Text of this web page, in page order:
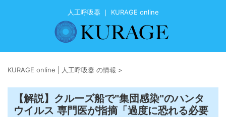
人工呼吸器 ｜ KURAGE online
KURAGE online | 人工呼吸器 の情報 >
【解説】クルーズ船で"集団感染"のハンタ
ウイルス 専門医が指摘「過度に恐れる必要